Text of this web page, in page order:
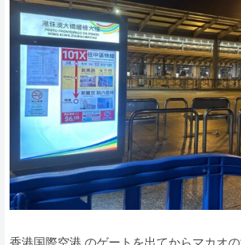
香港国際空港 のゲートを出てからマカオ